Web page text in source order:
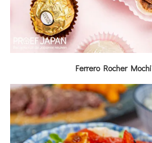
Ferrero Rocher Mochi